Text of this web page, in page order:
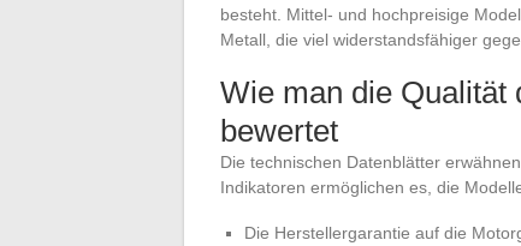
besteht. Mittel- und hochpreisige
Metall, die viel widerstandsfähiger
Wie man die Qualität
bewertet
Die technischen Datenblätter
Indikatoren ermöglichen es, die
Die Herstellergarantie auf die